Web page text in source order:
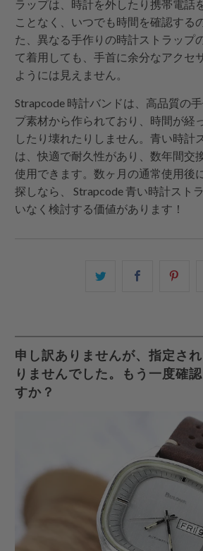
ラップは、時計を外したり携帯電話
ことなく、いつでも時間を確認する
た、異なる手作りの時計ストラップ
て着用しても、手首に余分なアクセ
ようには見えません。
Strapcode 時計バンドは、高品質の
プ素材から作られており、時間が経
したり壊れたりしません。青い時計
は、快適で耐久性があり、数年間交
使用できます。数ヶ月の通常使用後
探しなら、 Strapcode青い時計スト
いなく検討する価値があります！
Twitter
で
Facebook
す
る
る
申し訳ありませんが、指定さ
りませんでした。もう一度確
すか？